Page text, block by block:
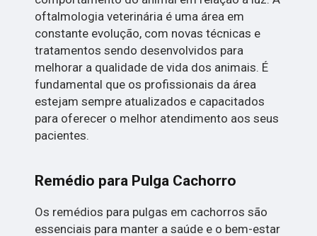
oftalmologia veterinária é uma área em
constante evolução, com novas técnicas e
tratamentos sendo desenvolvidos para
melhorar a qualidade de vida dos animais. É
fundamental que os profissionais da área
estejam sempre atualizados e capacitados
para oferecer o melhor atendimento aos seus
pacientes.
Remédio para Pulga Cachorro
Os remédios para pulgas em cachorros são
essenciais para manter a saúde e o bem-estar